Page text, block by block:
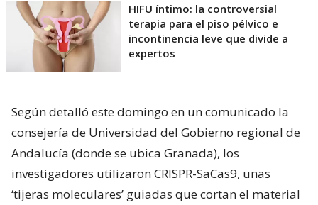
HIFU íntimo: la controversial
terapia para el piso pélvico e
incontinencia leve que divide a
expertos
Según detalló este domingo en un comunicado la
consejería de Universidad del Gobierno regional de
Andalucía (donde se ubica Granada), los
investigadores utilizaron CRISPR-SaCas9, unas
‘tijeras moleculares’ guiadas que cortan el material